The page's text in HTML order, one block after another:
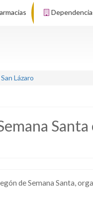
Lázaro
Santa
de Semana Santa,